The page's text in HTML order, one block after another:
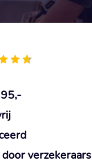
verzekeraars